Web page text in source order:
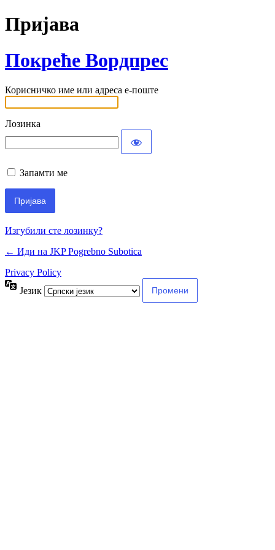
Пријава
Покреће Вордпрес
Корисничко име или адреса е-поште
Лозинка
Запамти ме
Изгубили сте лозинку?
← Иди на JKP Pogrebno Subotica
Privacy Policy
Језик